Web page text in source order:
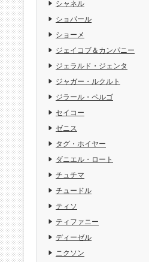
シャネル
ショパール
ショーメ
ジェイコブ＆カンパニー
ジェラルド・ジェンタ
ジャガー・ルクルト
ジラール・ペルゴ
セイコー
ゼニス
タグ・ホイヤー
ダニエル・ロート
チュチマ
チュードル
ティソ
ティファニー
ディーゼル
ニクソン